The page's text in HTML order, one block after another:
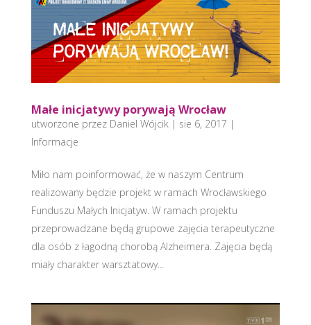
Małe inicjatywy porywają Wrocław
utworzone przez Daniel Wójcik | sie 6, 2017 |
Informacje
Miło nam poinformować, że w naszym Centrum
realizowany będzie projekt w ramach Wrocławskiego
Funduszu Małych Inicjatyw. W ramach projektu
przeprowadzane będą grupowe zajęcia terapeutyczne
dla osób z łagodną chorobą Alzheimera. Zajęcia będą
miały charakter warsztatowy...